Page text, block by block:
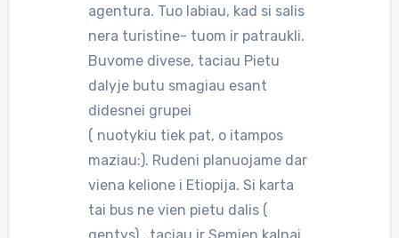
agentura. Tuo labiau, kad si salis
nera turistine- tuom ir patraukli.
Buvome divese, taciau Pietu
dalyje butu smagiau esant
didesnei grupei
( nuotykiu tiek pat, o itampos
maziau:). Rudeni planuojame dar
viena kelione i Etiopija. Si karta
tai bus ne vien pietu dalis (